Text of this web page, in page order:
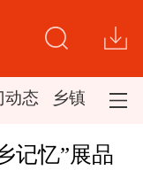
动态 乡镇新闻
记忆”展品